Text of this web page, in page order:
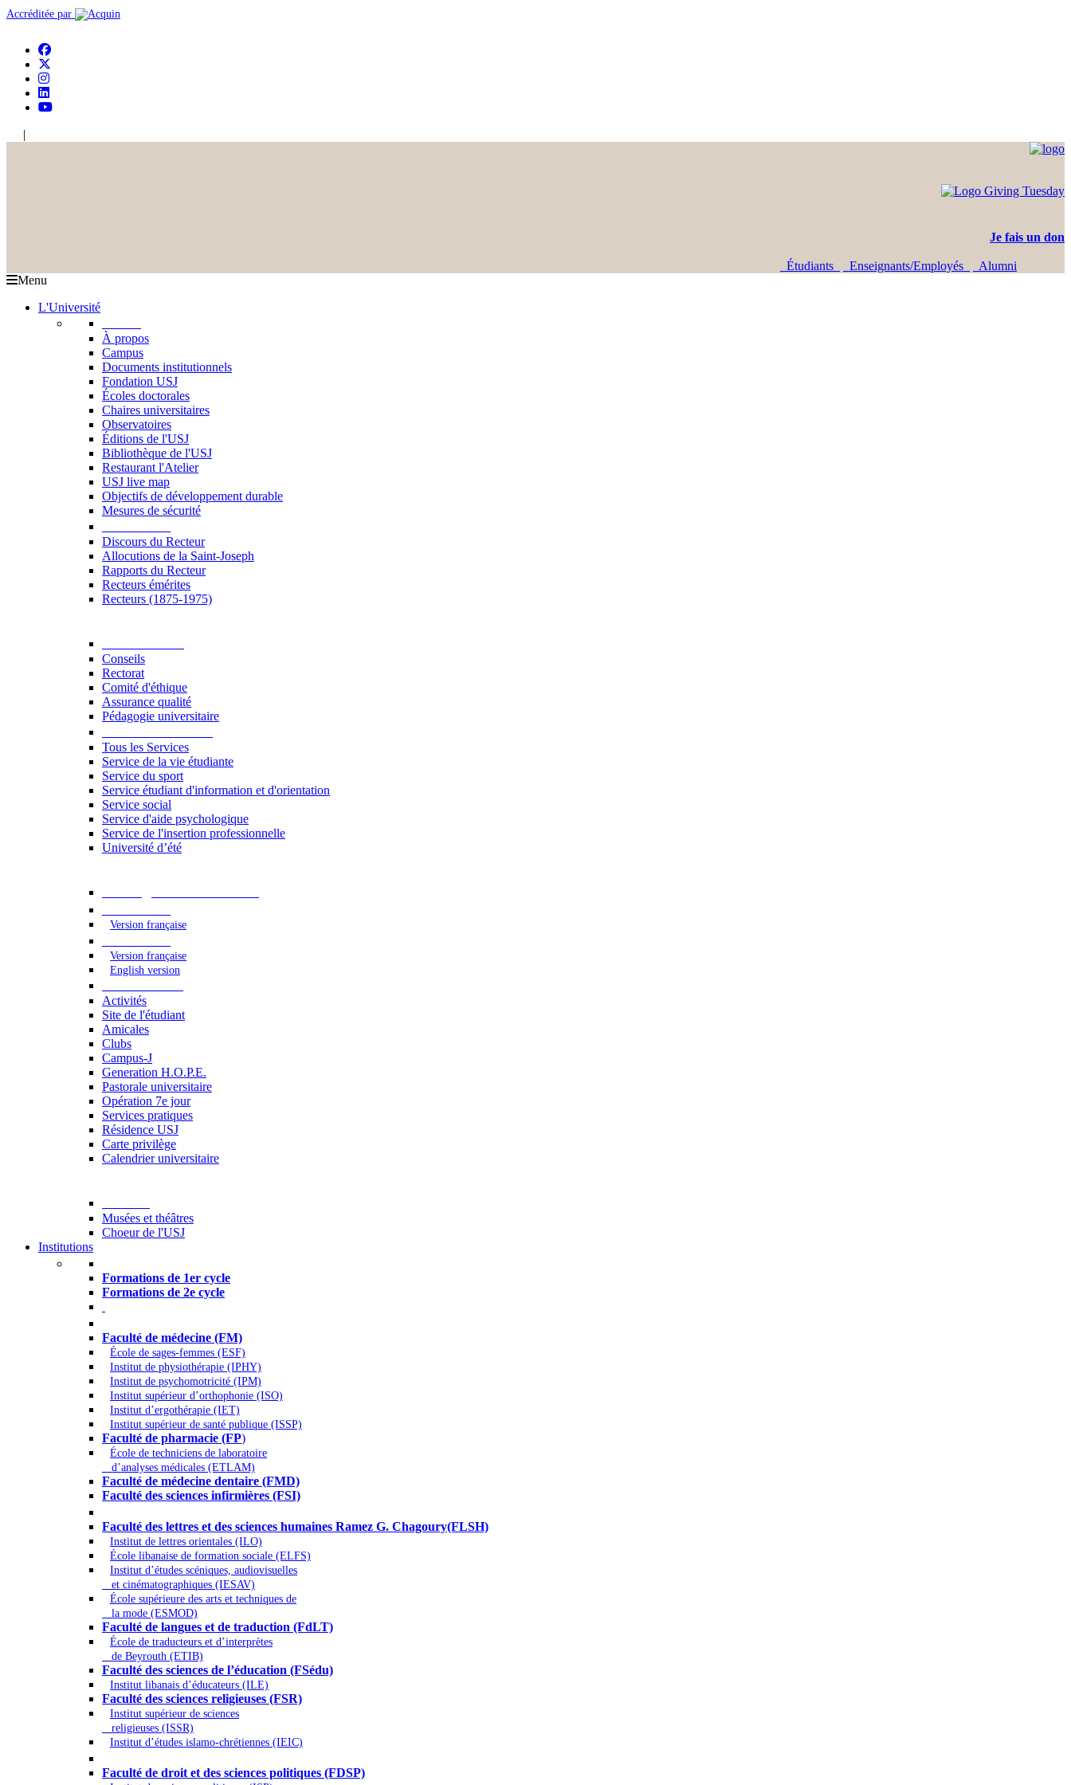
Accréditée par
|
Je fais un don
Étudiants Enseignants/Employés
Alumni
Menu
L'Université
À propos
Campus
Documents institutionnels
Fondation USJ
Écoles doctorales
Chaires universitaires
Observatoires
Éditions de l'USJ
Bibliothèque de l'USJ
Restaurant l'Atelier
USJ live map
Objectifs de développement durable
Mesures de sécurité
Discours du Recteur
Allocutions de la Saint-Joseph
Rapports du Recteur
Recteurs émérites
Recteurs (1875-1975)
Conseils
Rectorat
Comité d'éthique
Assurance qualité
Pédagogie universitaire
Tous les Services
Service de la vie étudiante
Service du sport
Service étudiant d'information et d'orientation
Service social
Service d'aide psychologique
Service de l'insertion professionnelle
Université d’été
Version française
Version française
English version
Activités
Site de l'étudiant
Amicales
Clubs
Campus-J
Generation H.O.P.E.
Pastorale universitaire
Opération 7e jour
Services pratiques
Résidence USJ
Carte privilège
Calendrier universitaire
Musées et théâtres
Choeur de l'USJ
Institutions
Formations de 1er cycle
Formations de 2e cycle
Faculté de médecine (FM)
École de sages-femmes (ESF)
Institut de physiothérapie (IPHY)
Institut de psychomotricité (IPM)
Institut supérieur d’orthophonie (ISO)
Institut d’ergothérapie (IET)
Institut supérieur de santé publique (ISSP)
Faculté de pharmacie (FP)
École de techniciens de laboratoire
d’analyses médicales (ETLAM)
Faculté de médecine dentaire (FMD)
Faculté des sciences infirmières (FSI)
Faculté des lettres et des sciences humaines Ramez G. Chagoury(FLSH)
Institut de lettres orientales (ILO)
École libanaise de formation sociale (ELFS)
Institut d’études scéniques, audiovisuelles
et cinématographiques (IESAV)
École supérieure des arts et techniques de
la mode (ESMOD)
Faculté de langues et de traduction (FdLT)
École de traducteurs et d’interprètes
de Beyrouth (ETIB)
Faculté des sciences de l’éducation (FSédu)
Institut libanais d’éducateurs (ILE)
Faculté des sciences religieuses (FSR)
Institut supérieur de sciences
religieuses (ISSR)
Institut d’études islamo-chrétiennes (IEIC)
Faculté de droit et des sciences politiques (FDSP)